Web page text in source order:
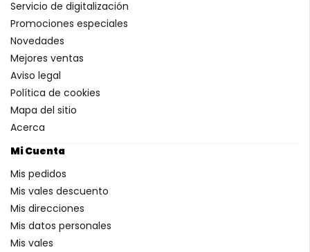
Servicio de digitalización
Promociones especiales
Novedades
Mejores ventas
Aviso legal
Política de cookies
Mapa del sitio
Acerca
Mi Cuenta
Mis pedidos
Mis vales descuento
Mis direcciones
Mis datos personales
Mis vales